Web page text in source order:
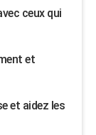
ceux qui
et
et aidez les